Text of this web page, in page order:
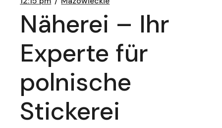
Näherei – Ihr
Experte für
polnische
Stickerei